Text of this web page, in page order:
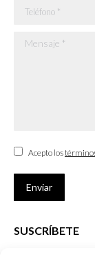
Teléfono *
Mensaje *
Acepto los
Enviar
SUSCRÍBETE